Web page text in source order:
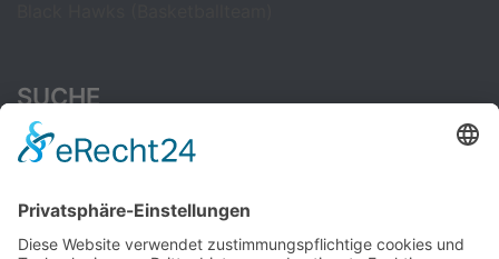
SUCHE
Suchen
nach:
CAMBRIDGE ENGLISH